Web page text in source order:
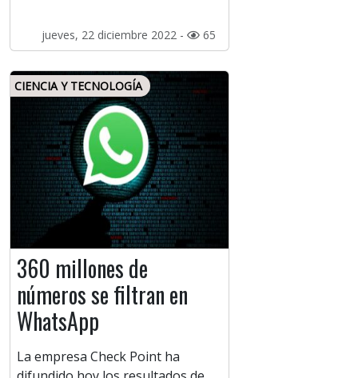
jueves, 22 diciembre 2022 - 65
CIENCIA Y TECNOLOGÍA
360 millones de
números se filtran en
WhatsApp
La empresa Check Point ha